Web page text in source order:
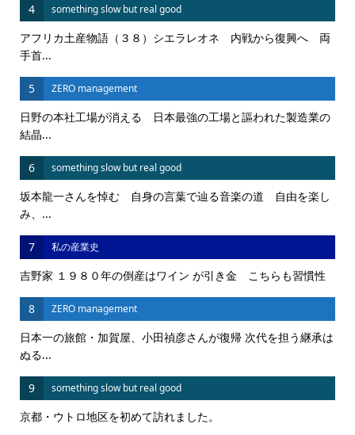
4 something slow but real good
アフリカ土産物語（３８）シエラレオネ 内戦から復興へ 両
手首...
5 ZERO management
日野の本社工場が消える 日本最強の工場と謳われた製造業の
結晶...
6 something slow but real good
坂本龍一さんを悼む 自身の言葉で辿る音楽の道 自由を楽し
み、...
7 私の産業史
吉野家 １９８０年の倒産はワイン が引き金 こちらも習慣性
8 ZERO management
日本一の旅館・加賀屋、小田禎彦さんが復帰 次代を担う継承は
ぬる...
9 something slow but real good
京都・ウトロ地区を初めて訪れました。